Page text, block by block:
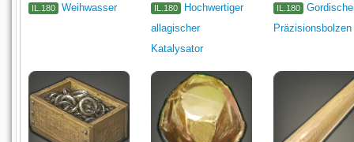
IL.180 Weihwasser IL.180
Hochwertiger
allagischer
Katalysator
IL.180
Präzisionsbolzen